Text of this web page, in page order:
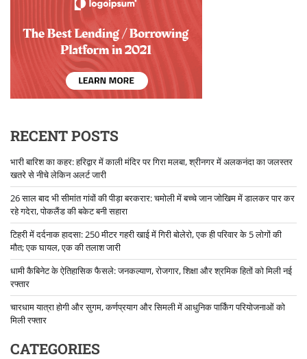
RECENT POSTS
भारी बारिश का कहर: हरिद्वार में काली मंदिर पर गिरा मलबा, श्रीनगर में अलकनंदा का जलस्तर
खतरे से नीचे लेकिन अलर्ट जारी
26 साल बाद भी सीमांत गांवों की पीड़ा बरकरार: चमोली में बच्चे जान जोखिम में डालकर पार कर
रहे गदेरा, पोकलैंड की बकेट बनी सहारा
टिहरी में दर्दनाक हादसा: 250 मीटर गहरी खाई में गिरी बोलेरो, एक ही परिवार के 5 लोगों की
मौत; एक घायल, एक की तलाश जारी
धामी कैबिनेट के ऐतिहासिक फैसले: जनकल्याण, रोजगार, शिक्षा और श्रमिक हितों को मिली नई
रफ्तार
चारधाम यात्रा होगी और सुगम, कर्णप्रयाग और सिमली में आधुनिक पार्किंग परियोजनाओं को
मिली रफ्तार
CATEGORIES